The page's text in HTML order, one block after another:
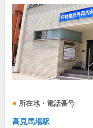
所在地・電話番号
高見馬場駅